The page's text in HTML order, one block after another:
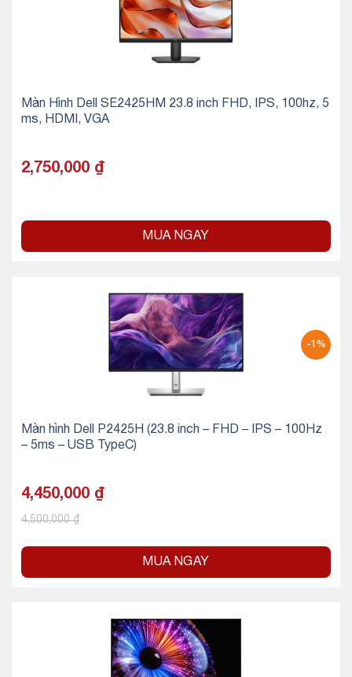
Màn Hình Dell SE2425HM 23.8 inch FHD, IPS, 100hz, 5
ms, HDMI, VGA
2,750,000 ₫
MUA NGAY
-1%
Màn hình Dell P2425H (23.8 inch – FHD – IPS – 100Hz
– 5ms – USB TypeC)
4,450,000 ₫
4,500,000₫
MUA NGAY